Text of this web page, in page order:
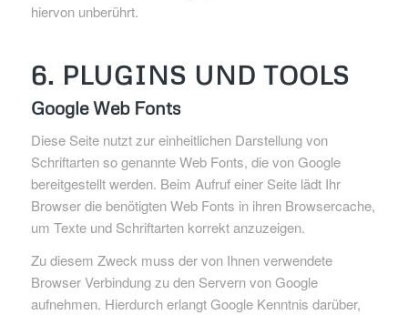
hiervon unberührt.
6. PLUGINS UND TOOLS
Google Web Fonts
Diese Seite nutzt zur einheitlichen Darstellung von
Schriftarten so genannte Web Fonts, die von Google
bereitgestellt werden. Beim Aufruf einer Seite lädt Ihr
Browser die benötigten Web Fonts in ihren Browsercache,
um Texte und Schriftarten korrekt anzuzeigen.
Zu diesem Zweck muss der von Ihnen verwendete
Browser Verbindung zu den Servern von Google
aufnehmen. Hierdurch erlangt Google Kenntnis darüber,